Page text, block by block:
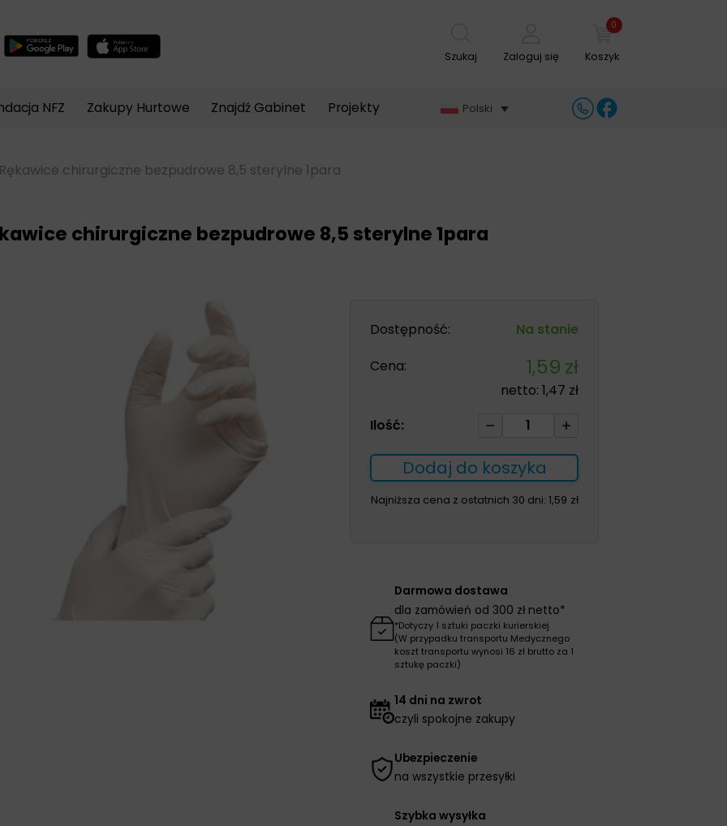
Szukaj Zaloguj się
0
Koszyk
NFZ Zakupy Hurtowe Znajdź Gabinet Projekty Polski
chirurgiczne bezpudrowe 8,5 sterylne 1para
chirurgiczne bezpudrowe 8,5 sterylne 1para
Dostępność:
Na stanie
Cena:
1,59 zł
netto:1,47 zł
Ilość:
ilość
chirurgiczne
bezpudrowe
8,5
Dodaj do koszyka
Najniższa cena z ostatnich 30 dni:1,59 zł
Darmowa dostawa
dla zamówień od 300 zł netto*
*Dotyczy 1 sztuki paczki kurierskiej
(W przypadku transportu Medycznego
koszt transportu wynosi 16 zł brutto za 1
sztukę paczki)
14 dni na zwrot
czyli spokojne zakupy
Ubezpieczenie
na wszystkie przesyłki
Szybka wysyłka